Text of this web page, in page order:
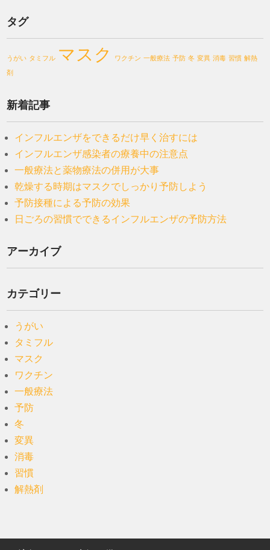
タグ
うがい タミフル マスク ワクチン 一般療法 予防 冬 変異 消毒 習慣 解熱
剤
新着記事
インフルエンザをできるだけ早く治すには
インフルエンザ感染者の療養中の注意点
一般療法と薬物療法の併用が大事
乾燥する時期はマスクでしっかり予防しよう
予防接種による予防の効果
日ごろの習慣でできるインフルエンザの予防方法
アーカイブ
カテゴリー
うがい
タミフル
マスク
ワクチン
一般療法
予防
冬
変異
消毒
習慣
解熱剤